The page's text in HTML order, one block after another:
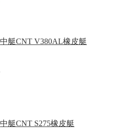
中艇CNT V380AL橡皮艇
中艇CNT S275橡皮艇